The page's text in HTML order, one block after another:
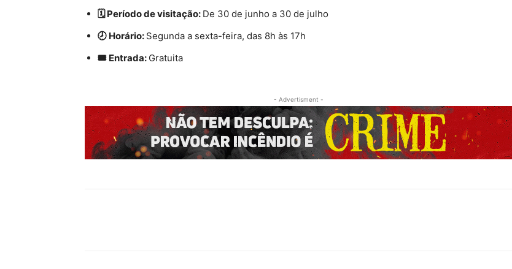
🗓️ Período de visitação: De 30 de junho a 30 de julho
🕗 Horário: Segunda a sexta-feira, das 8h às 17h
🎟️ Entrada: Gratuita
- Advertisment -